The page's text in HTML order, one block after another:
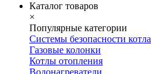
Каталог товаров
×
Популярные категории
Системы безопасности котла
Газовые колонки
Котлы отопления
Водонагреватели